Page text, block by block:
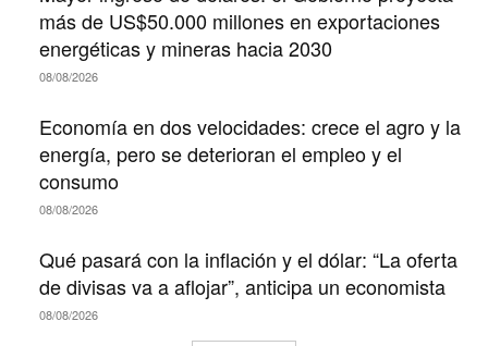
más de US$50.000 millones en exportaciones
energéticas y mineras hacia 2030
08/08/2026
Economía en dos velocidades: crece el agro y la
energía, pero se deterioran el empleo y el
consumo
08/08/2026
Qué pasará con la inflación y el dólar: “La oferta
de divisas va a aflojar”, anticipa un economista
08/08/2026